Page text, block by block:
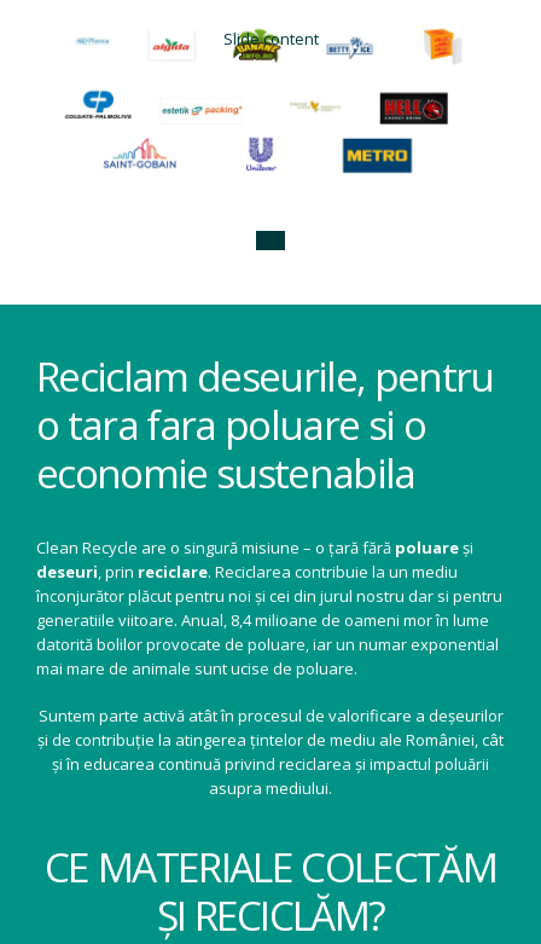
Slide content
Reciclam deseurile, pentru
o tara fara poluare si o
economie sustenabila
Clean Recycle are o singură misiune – o țară fără poluareși
deseuri, prin reciclare. Reciclarea contribuie la un mediu
înconjurător plăcut pentru noi și cei din jurul nostru dar si pentru
generatiile viitoare. Anual, 8,4 milioane de oameni mor în lume
datorită bolilor provocate de poluare, iar un numar exponential
mai mare de animale sunt ucise de poluare.
Suntem parte activă atât în procesul de valorificare a deșeurilor
și de contribuție la atingerea țintelor de mediu ale României, cât
și în educarea continuă privind reciclarea și impactul poluării
asupra mediului.
CE MATERIALE COLECTĂM
ȘI RECICLĂM?